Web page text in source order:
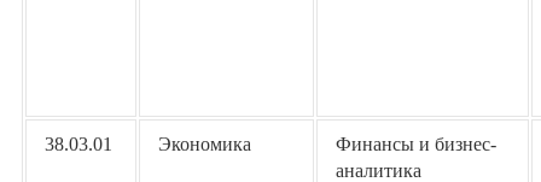
38.03.01 Экономика
Финансы и бизнес-
аналитика